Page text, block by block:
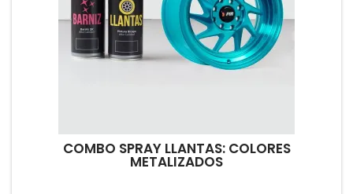
COMBO SPRAY LLANTAS: COLORES
METALIZADOS